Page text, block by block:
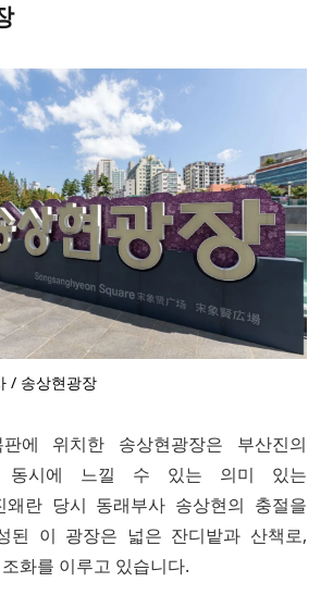
/ 송상현광장
에 위치한 송상현광장은 부산진의
동시에 느낄 수 있는 의미 있는
왜란 당시 동래부사 송상현의 충절을
된 이 광장은 넓은 잔디밭과 산책로,
화를 이루고 있습니다.